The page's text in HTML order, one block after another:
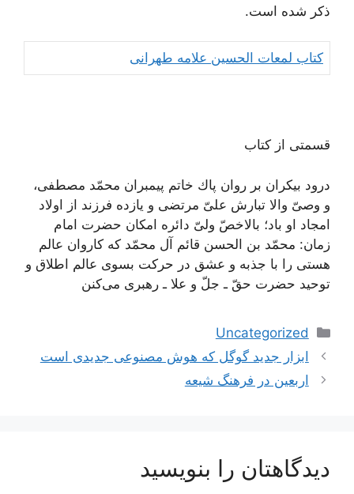
ذکر شده است.
کتاب لمعات الحسین علامه طهرانی
قسمتی از کتاب
درود بیكران بر روان پاك خاتم پیمبران محمّد مصطفى،
و وصىّ والا تبارش علىّ مرتضى و یازده فرزند از اولاد
امجاد او باد؛ بالاخصّ ولىّ دائره امكان حضرت امام
زمان: محمّد بن الحسن قائم آل محمّد كه كاروان عالم
هستى را با جذبه و عشق در حركت بسوى عالم اطلاق و
توحید حضرت حقّ ـ جلّ و علا ـ رهبرى مى‌كنن
دسته‌ها
Uncategorized
ناوبری
نوشته‌ها
ابزار جدید گوگل که هوش مصنوعی جدیدی است
اربعین در فرهنگ شیعه
دیدگاهتان را بنویسید